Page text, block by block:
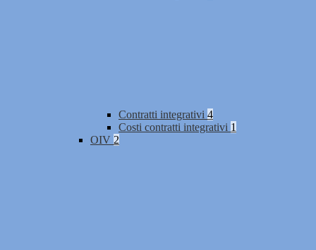
Contratti integrativi 4
Costi contratti integrativi 1
OIV 2